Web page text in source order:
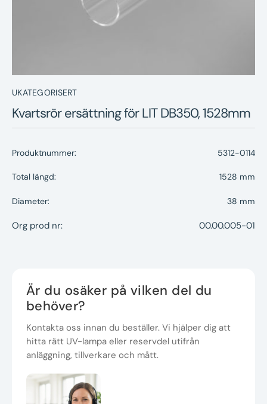
UKATEGORISERT
Kvartsrör ersättning för LIT DB350, 1528mm
Produktnummer: 5312-0114
Total längd: 1528 mm
Diameter: 38 mm
Org prod nr: 00.00.005-01
Är du osäker på vilken del du
behöver?
Kontakta oss innan du beställer. Vi hjälper dig att
hitta rätt UV-lampa eller reservdel utifrån
anläggning, tillverkare och mått.